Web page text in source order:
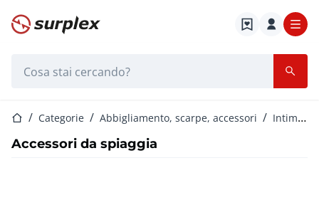
Home
Home Categorie Abbigliamento, scarpe, accessori Intimo e costumi da bagno per uomo
Accessori da spiaggia